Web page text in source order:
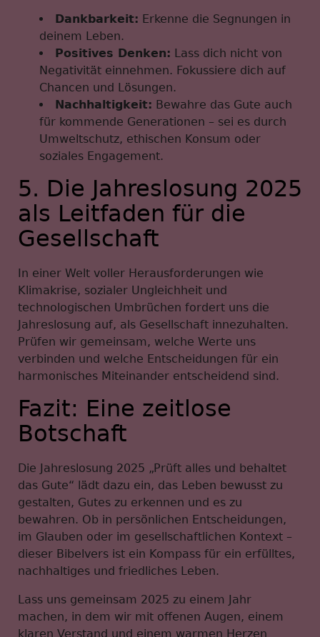
Dankbarkeit: Erkenne die Segnungen in
deinem Leben.
Positives Denken: Lass dich nicht von
Negativität einnehmen. Fokussiere dich auf
Chancen und Lösungen.
Nachhaltigkeit: Bewahre das Gute auch
für kommende Generationen – sei es durch
Umweltschutz, ethischen Konsum oder
soziales Engagement.
5. Die Jahreslosung 2025
als Leitfaden für die
Gesellschaft
In einer Welt voller Herausforderungen wie
Klimakrise, sozialer Ungleichheit und
technologischen Umbrüchen fordert uns die
Jahreslosung auf, als Gesellschaft innezuhalten.
Prüfen wir gemeinsam, welche Werte uns
verbinden und welche Entscheidungen für ein
harmonisches Miteinander entscheidend sind.
Fazit: Eine zeitlose
Botschaft
Die Jahreslosung 2025 „Prüft alles und behaltet
das Gute“ lädt dazu ein, das Leben bewusst zu
gestalten, Gutes zu erkennen und es zu
bewahren. Ob in persönlichen Entscheidungen,
im Glauben oder im gesellschaftlichen Kontext –
dieser Bibelvers ist ein Kompass für ein erfülltes,
nachhaltiges und friedliches Leben.
Lass uns gemeinsam 2025 zu einem Jahr
machen, in dem wir mit offenen Augen, einem
klaren Verstand und einem warmen Herzen